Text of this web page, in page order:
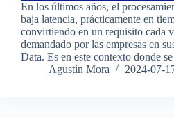
En los últimos años, el
baja latencia, prácticamente en
convirtiendo en un requisito cada
demandado por las empresas en
Data. Es en este contexto donde
Agustín Mora
2024-07-